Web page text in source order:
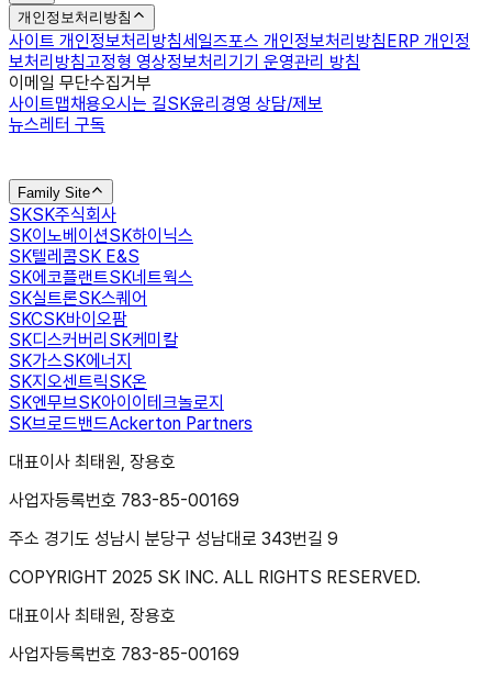
개인정보처리방침
사이트 개인정보처리방침세일즈포스 개인정보처리방침 ERP 개인정
보처리방침고정형 영상정보처리기기 운영관리 방침
이메일 무단수집거부
사이트맵채용오시는 길SK윤리경영 상담/제보
뉴스레터 구독
Family Site
SKSK주식회사
SK이노베이션SK하이닉스
SK텔레콤SK E&S
SK에코플랜트SK네트웍스
SK실트론SK스퀘어
SKCSK바이오팜
SK디스커버리 SK케미칼
SK가스SK에너지
SK지오센트릭SK온
SK엔무브SK아이이테크놀로지
SK브로드밴드Ackerton Partners
대표이사 최태원, 장용호
사업자등록번호 783-85-00169
주소 경기도 성남시 분당구 성남대로 343번길 9
COPYRIGHT 2025 SK INC. ALL RIGHTS RESERVED.
대표이사 최태원, 장용호
사업자등록번호 783-85-00169